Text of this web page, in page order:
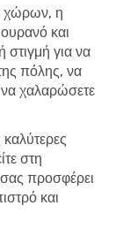
χώρων, η
και
στιγμή για να
πόλης, να
να χαλαρώσετε
καλύτερες
στη
προσφέρει
και